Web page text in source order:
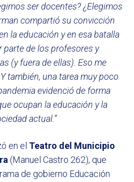
ser docentes? ¿Elegimos
compartió su convicción
la educación y en esa batalla
parte de los profesores y
(y fuera de ellas). Eso me
también, una tarea muy poco
evidenció de forma
ocupan la educación y la
actual.”
en el Teatro del Municipio
(Manuel Castro 262), que
de gobierno Educación